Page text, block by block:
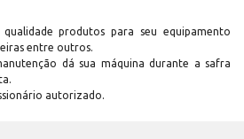
produtos para seu equipamento
entre outros.
dá sua máquina durante a safra
autorizado.